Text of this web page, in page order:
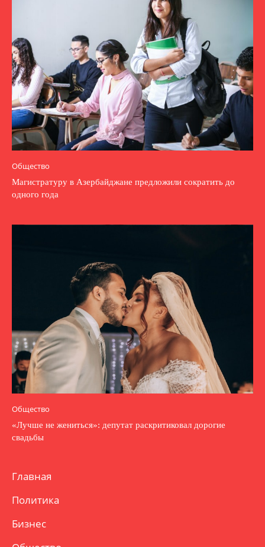
Общество
Магистратуру в Азербайджане предложили сократить до
одного года
Общество
«Лучше не жениться»: депутат раскритиковал дорогие
свадьбы
Главная
Политика
Бизнес